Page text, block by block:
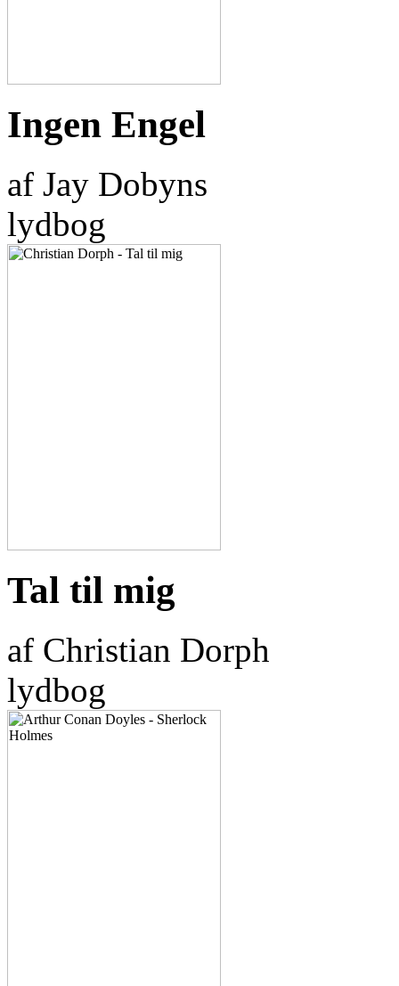
Ingen Engel
af Jay Dobyns
lydbog
Tal til mig
af Christian Dorph
lydbog